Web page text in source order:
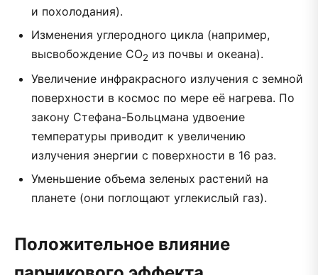
и похолодания).
Изменения углеродного цикла (например,
высвобождение CO2 из почвы и океана).
Увеличение инфракрасного излучения с земной
поверхности в космос по мере её нагрева. По
закону Стефана-Больцмана удвоение
температуры приводит к увеличению
излучения энергии с поверхности в 16 раз.
Уменьшение объема зеленых растений на
планете (они поглощают углекислый газ).
Положительное влияние